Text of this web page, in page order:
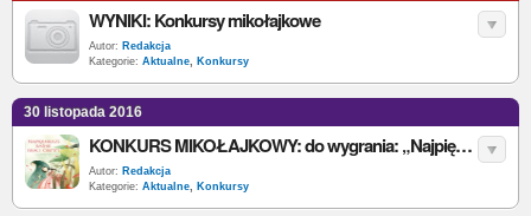
WYNIKI: Konkursy mikołajkowe
Autor: Redakcja
Kategorie: Aktualne, Konkursy
30 listopada 2016
KONKURS MIKOŁAJKOWY: do wygrania: „Najpiękniejsze baśnie Braci Grimm”
Autor: Redakcja
Kategorie: Aktualne, Konkursy